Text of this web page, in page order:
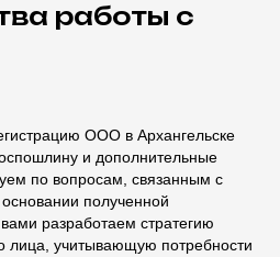
работы с
ООО в Архангельске
и дополнительные
по вопросам, связанным с
полученной
разработаем стратегию
лица, учитывающую потребности